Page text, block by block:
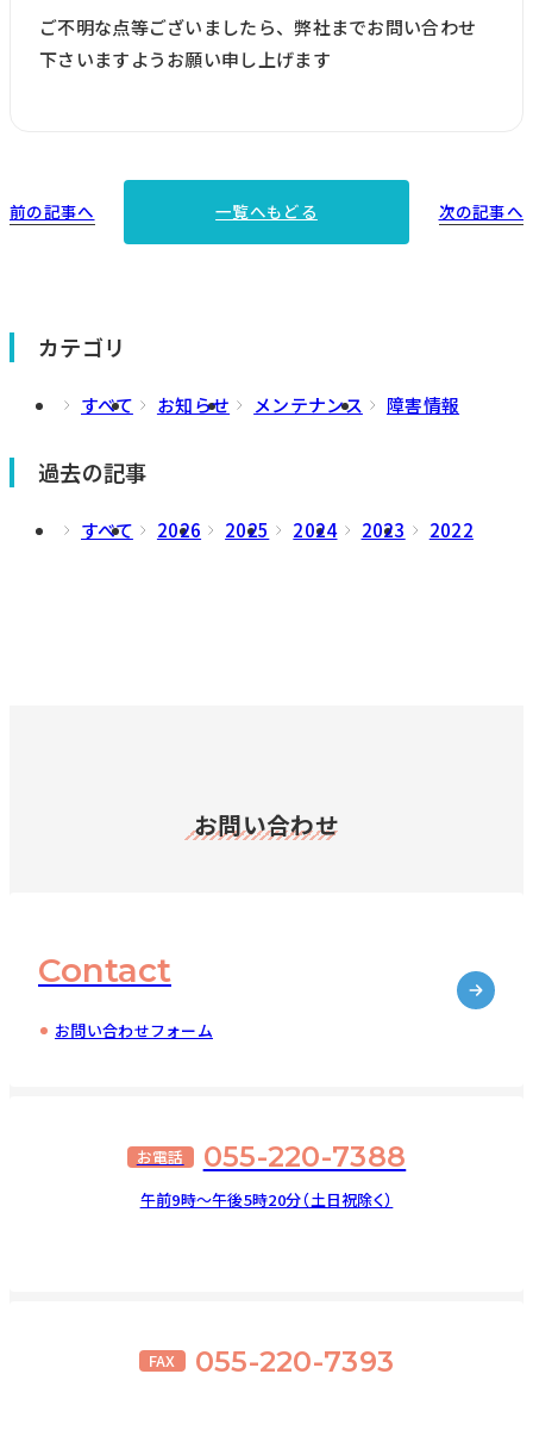
ご不明な点等ございましたら、弊社までお問い合わせ
下さいますようお願い申し上げます
前の記事へ 一覧へもどる 次の記事へ
カテゴリ
すべて お知らせ メンテナンス 障害情報
過去の記事
すべて 2026 2025 2024 2023 2022
お問い合わせ
Contact
お問い合わせフォーム
お電話 055-220-7388
午前9時～午後5時20分（土日祝除く）
FAX 055-220-7393